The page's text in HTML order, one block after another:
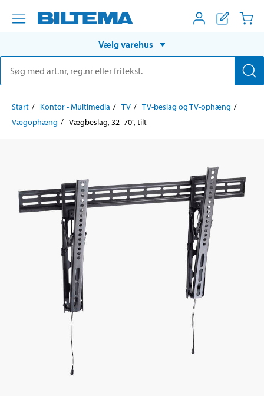
Vælg varehus
Start Kontor - Multimedia TV
TV-beslag og TV-ophæng
Vægophæng
Vægbeslag, 32–70", tilt